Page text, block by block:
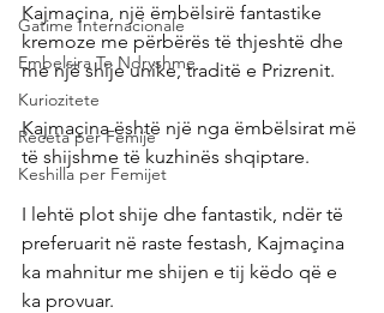
Gatime Internacionale
Embelsira Te Ndryshme
Kuriozitete
Receta per Femije
Keshilla per Femijet
Kajmaçina, një ëmbëlsirë fantastike
kremoze me përbërës të thjeshtë dhe
me një shije unike, traditë e Prizrenit.
Kajmaçina është një nga ëmbëlsirat më
të shijshme të kuzhinës shqiptare.
I lehtë plot shije dhe fantastik, ndër të
preferuarit në raste festash, Kajmaçina
ka mahnitur me shijen e tij këdo që e
ka provuar.